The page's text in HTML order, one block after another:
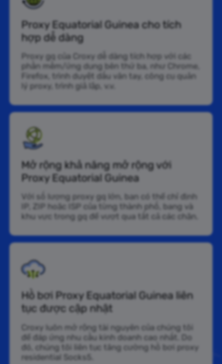
Proxy Equatorial Guinea cho tích
hợp dễ dàng
Proxy gq của Croxy dễ dàng tích hợp với các
phần mềm/ứng dụng bên thứ ba, như Chrome,
Firefox, trình duyệt dấu vân tay, công cụ quản
lý proxy, trình giả lập, v.v.
Mở rộng khả năng mở rộng với
Proxy Equatorial Guinea
Với số lượng proxy gq lớn, bạn có thể chỉ định
IP, ZIP hoặc ISP của từng thành phố, bang và
khu vực trong gq để vượt qua tất cả các chặn.
Hồ bơi Proxy Equatorial Guinea liên
tục được cập nhật
Croxy luôn mở rộng tài nguyên của chúng tôi
để đáp ứng nhu cầu kinh doanh cao nhất. Do
đó, chúng tôi liên tục tăng cường hồ bơi proxy
residential Socks5.